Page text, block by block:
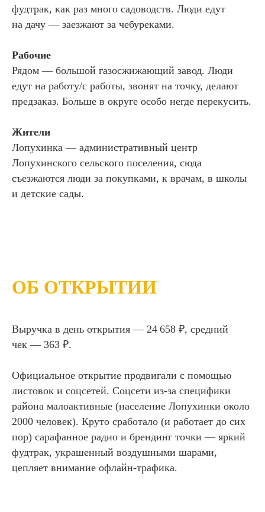
фудтрак, как раз много садоводств. Люди едут
на дачу — заезжают за чебуреками.
Рабочие
Рядом — большой газосжижающий завод. Люди
едут на работу/с работы, звонят на точку, делают
предзаказ. Больше в округе особо негде перекусить.
Жители
Лопухинка — административный центр
Лопухинского сельского поселения, сюда
съезжаются люди за покупками, к врачам, в школы
и детские сады.
ОБ ОТКРЫТИИ
Выручка в день открытия — 24 658 ₽, средний
чек — 363 ₽.
Официальное открытие продвигали с помощью
листовок и соцсетей. Соцсети из-за специфики
района малоактивные (население Лопухинки около
2000 человек). Круто сработало (и работает до сих
пор) сарафанное радио и брендинг точки — яркий
фудтрак, украшенный воздушными шарами,
цепляет внимание офлайн-трафика.